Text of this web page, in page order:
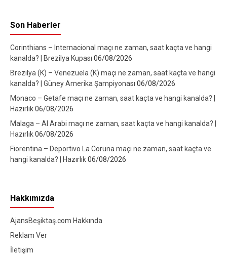
Son Haberler
Corinthians – Internacional maçı ne zaman, saat kaçta ve hangi
kanalda? | Brezilya Kupası 06/08/2026
Brezilya (K) – Venezuela (K) maçı ne zaman, saat kaçta ve hangi
kanalda? | Güney Amerika Şampiyonası 06/08/2026
Monaco – Getafe maçı ne zaman, saat kaçta ve hangi kanalda? |
Hazırlık06/08/2026
Malaga – Al Arabi maçı ne zaman, saat kaçta ve hangi kanalda? |
Hazırlık06/08/2026
Fiorentina – Deportivo La Coruna maçı ne zaman, saat kaçta ve
hangi kanalda? | Hazırlık06/08/2026
Hakkımızda
AjansBeşiktaş.com Hakkında
Reklam Ver
İletişim